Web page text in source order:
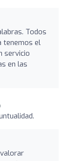
Todos
tenemos el
servicio
en las